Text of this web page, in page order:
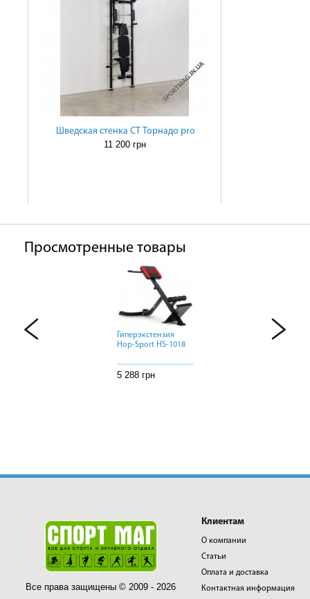
Шведская стенка СТ Торнадо pro
11 200 грн
Просмотренные товары
Гиперэкстензия
Гиперэкстензия
Hop-Sport HS-1018
5 288 грн
Гиперэкстензия
Все права защищены © 2009 - 2026
Клиентам
О компании
Статьи
Оплата и доставка
Контактная информация